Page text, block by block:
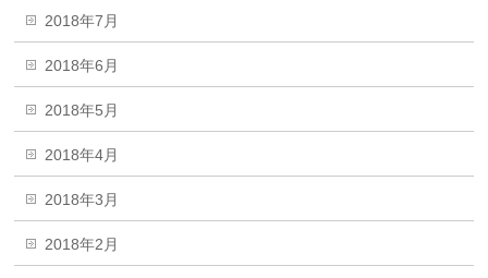
2018年7月
2018年6月
2018年5月
2018年4月
2018年3月
2018年2月